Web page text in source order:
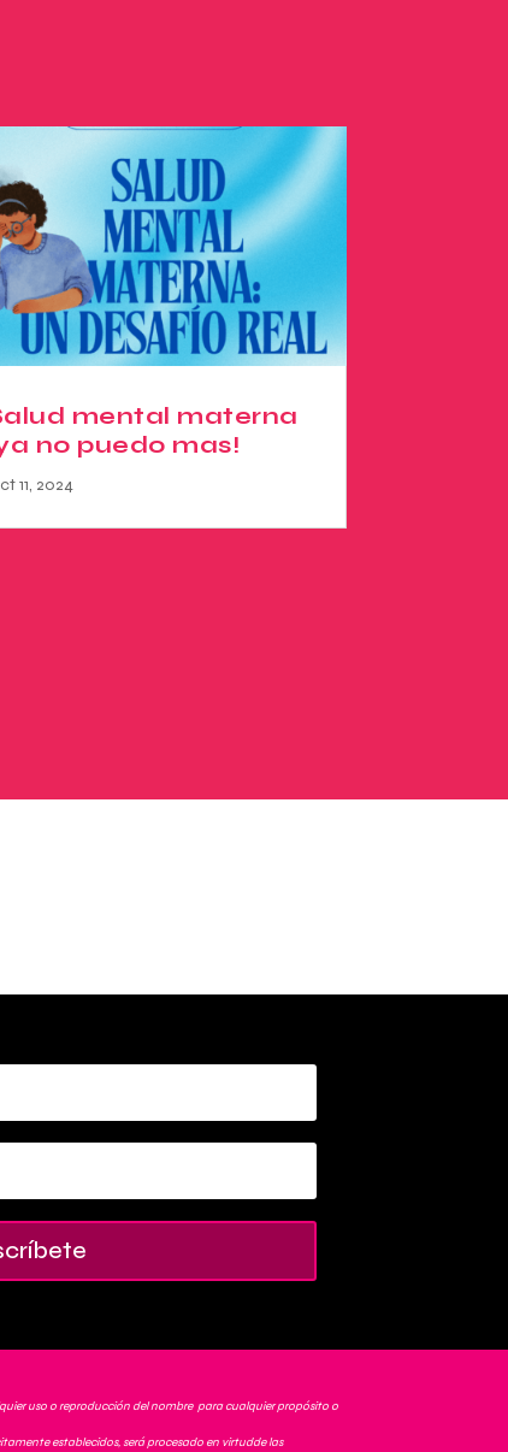
mental materna
no puedo mas!
11, 2024
uso o reproducción del nombre para cualquier propósito o
establecidos, será procesado en virtudde las